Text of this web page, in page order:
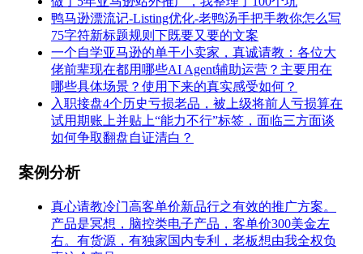
鸭马逊漂流记-Listing优化-老鸭汤手把手教你怎么写
75字符新标题规则下既要又要的文案
一个自学亚马逊的单干小卖家，真诚请教：各位大
佬前辈现在都用哪些AI Agent辅助运营？主要用在
哪些具体场景？使用下来的真实感受如何？
入职接盘4个历史亏损老品，被上级将前人亏损算在
试用期账上并贴上“能力不行”标签，面临三方面谈
如何争取翻盘自证清白？
案例分析
真心请教冷门高客单价新品行之有效的推广方案。
产品是冥想，脑控类电子产品，客单价300美金左
右。有货源，有独家国内专利，老板想由我全权负